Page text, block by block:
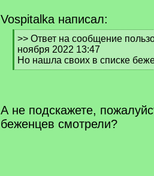
Vospitalka написал:
[
q
]
>> Ответ на сообщение
ноября 2022 13:47
Но нашла своих в списке
[
А не подскажете,
беженцев смотрели?